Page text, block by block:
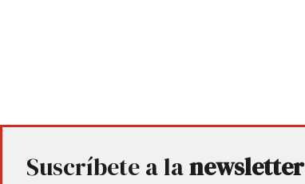
Suscríbete a lanewsletter